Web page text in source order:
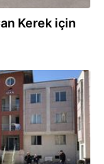
Kerek için